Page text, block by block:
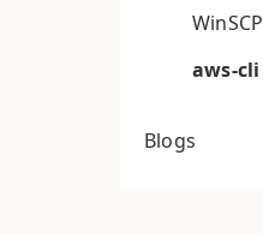
WinSCP
aws-cli
Blogs